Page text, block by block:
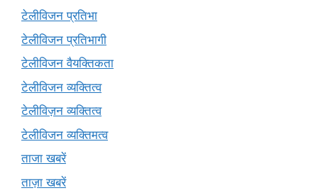
टेलीविजन प्रतिभा
टेलीविजन प्रतिभागी
टेलीविजन वैयक्तिकता
टेलीविजन व्यक्तित्व
टेलीविज़न व्यक्तित्व
टेलीविजन व्यक्तिमत्व
ताजा खबरें
ताज़ा खबरें